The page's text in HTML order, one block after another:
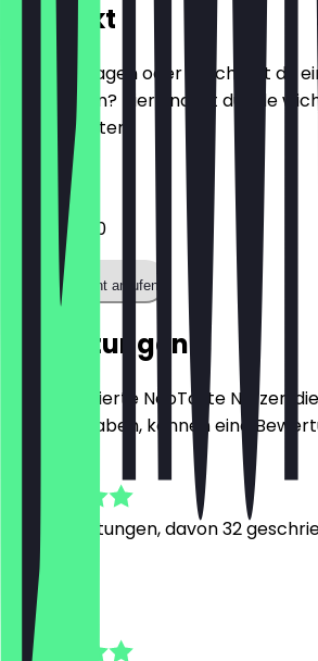
Kontakt
Hast du Fragen oder möchtest du
reservieren? Hier findest du alle
Kontaktdaten.
Telefon
0103046100
Restaurant anrufen
Bewertungen
Nur registrierte NeoTaste Nutzer,
besucht haben, können eine
Bewertungen, davon 32
ethan